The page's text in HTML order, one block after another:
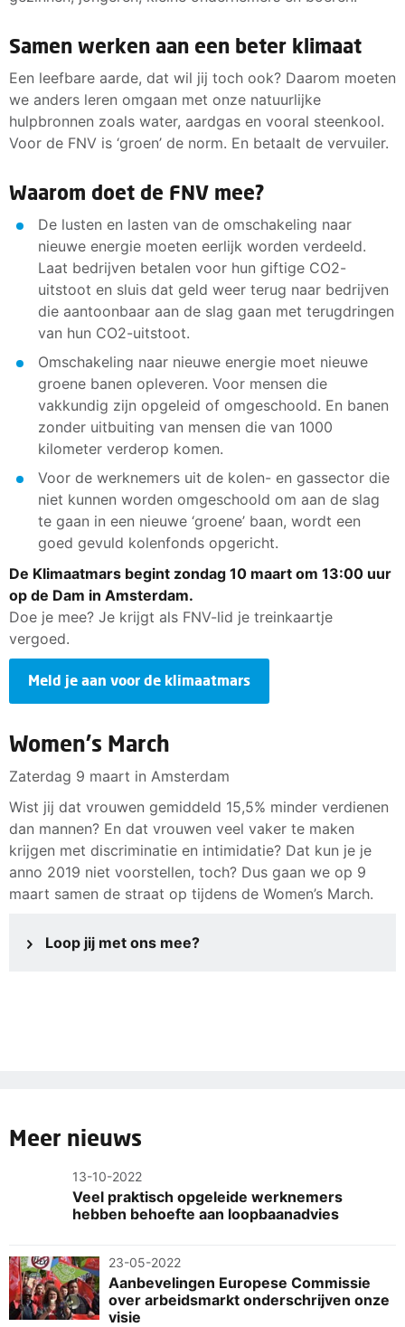
Samen werken aan een beter klimaat
Een leefbare aarde, dat wil jij toch ook? Daarom moeten
we anders leren omgaan met onze natuurlijke
hulpbronnen zoals water, aardgas en vooral steenkool.
Voor de FNV is ‘groen’ de norm. En betaalt de vervuiler.
Waarom doet de FNV mee?
De lusten en lasten van de omschakeling naar
nieuwe energie moeten eerlijk worden verdeeld.
Laat bedrijven betalen voor hun giftige CO2-
uitstoot en sluis dat geld weer terug naar bedrijven
die aantoonbaar aan de slag gaan met terugdringen
van hun CO2-uitstoot.
Omschakeling naar nieuwe energie moet nieuwe
groene banen opleveren. Voor mensen die
vakkundig zijn opgeleid of omgeschoold. En banen
zonder uitbuiting van mensen die van 1000
kilometer verderop komen.
Voor de werknemers uit de kolen- en gassector die
niet kunnen worden omgeschoold om aan de slag
te gaan in een nieuwe ‘groene’ baan, wordt een
goed gevuld kolenfonds opgericht.
De Klimaatmars begint zondag 10 maart om 13:00 uur
op de Dam in Amsterdam.
Doe je mee? Je krijgt als FNV-lid je treinkaartje
vergoed.
Meld je aan voor de klimaatmars
Women's March
Zaterdag 9 maart in Amsterdam
Wist jij dat vrouwen gemiddeld 15,5% minder verdienen
dan mannen? En dat vrouwen veel vaker te maken
krijgen met discriminatie en intimidatie? Dat kun je je
anno 2019 niet voorstellen, toch? Dus gaan we op 9
maart samen de straat op tijdens de Women’s March.
Loop jij met ons mee?
Meer nieuws
13-10-2022
Veel praktisch opgeleide werknemers
hebben behoefte aan loopbaanadvies
23-05-2022
Aanbevelingen Europese Commissie
over arbeidsmarkt onderschrijven onze
visie